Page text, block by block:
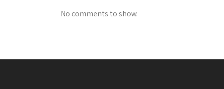
No comments to show.